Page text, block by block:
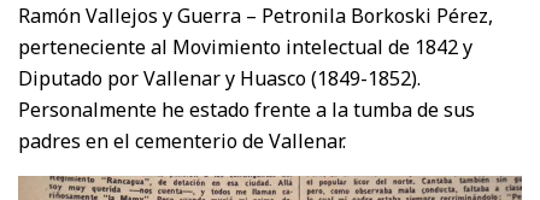
Ramón Vallejos y Guerra – Petronila Borkoski Pérez,
perteneciente al Movimiento intelectual de 1842 y
Diputado por Vallenar y Huasco (1849-1852).
Personalmente he estado frente a la tumba de sus
padres en el cementerio de Vallenar.